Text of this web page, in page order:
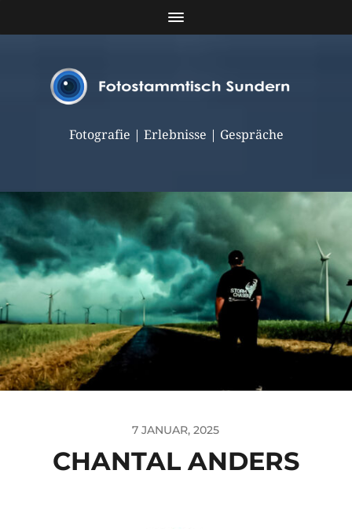
Fotografie | Erlebnisse | Gespräche
7 JANUAR, 2025
CHANTAL ANDERS